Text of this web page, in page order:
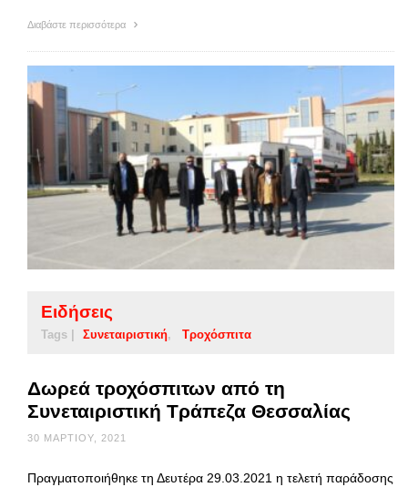
Διαβάστε περισσότερα
Ειδήσεις
Tags | Συνεταιριστική Τροχόσπιτα
Δωρεά τροχόσπιτων από τη
Συνεταιριστική Τράπεζα Θεσσαλίας
30 ΜΑΡΤΊΟΥ, 2021
Πραγματοποιήθηκε τη Δευτέρα 29.03.2021 η τελετή παράδοσης